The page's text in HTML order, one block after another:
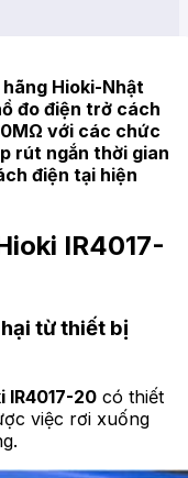
hãng Hioki-Nhật
đo điện trở cách
với các chức
rút ngắn thời gian
điện tại hiện
IR4017-
từ thiết bị
IR4017-20 có thiết
việc rơi xuống